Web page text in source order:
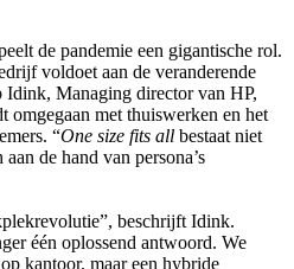
de pandemie een gigantische rol.
voldoet aan de veranderende
Idink, Managing director van HP,
omgegaan met thuiswerken en het
“One size fits all bestaat niet
de hand van persona’s
beschrijft Idink.
één oplossend antwoord. We
kantoor, maar een hybride